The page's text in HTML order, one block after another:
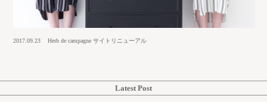
2017.09.23 Herb de campagne サイトリニューアル
Latest Post